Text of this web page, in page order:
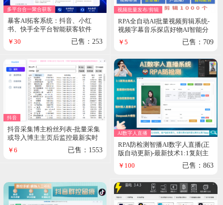
多平台合一聚合获客
暴客AI拓客系统：抖音、小红
书、快手全平台智能获客软件
￥30 已售：253
视频批量发布/剪辑
RPA全自动AI批量视频剪辑系统-
视频字幕音乐探店好物AI智能分
割切片混剪|剪辑只需一个软件搞
￥5 已售：709
抖音
抖音采集博主粉丝列表-批量采集
或导入博主主页后监控最新实时
粉丝及全部粉丝列表提取
￥6 已售：1553
AI数字人直播
RPA防检测智播AI数字人直播(正
版自动更新)-最新技术1:1复刻主
播真人形象直播|自动直播报时防
检测|随时插入互动话术不重复|自
大模型||支持抖音,快手,视频号,美
团直播
￥100 已售：863